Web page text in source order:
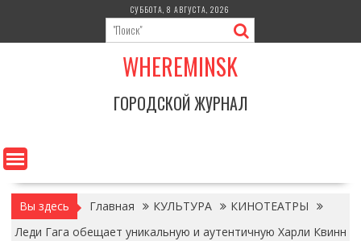
содержимому
СУББОТА, 8 АВГУСТА, 2026
WHEREMINSK
ГОРОДСКОЙ ЖУРНАЛ
Вы здесь Главная КУЛЬТУРА
КИНОТЕАТРЫ
Леди Гага обещает уникальную и аутентичную Харли Квинн